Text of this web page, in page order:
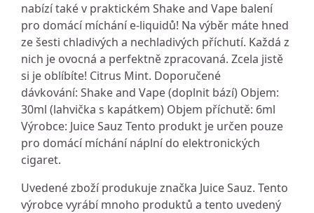
nabízí také v praktickém Shake and Vape balení
pro domácí míchání e-liquidů! Na výběr máte hned
ze šesti chladivých a nechladivých příchutí. Každá z
nich je ovocná a perfektně zpracovaná. Zcela jistě
si je oblíbíte! Citrus Mint. Doporučené
dávkování: Shake and Vape (doplnit bází) Objem:
30ml (lahvička s kapátkem) Objem příchutě: 6ml
Výrobce: Juice Sauz Tento produkt je určen pouze
pro domácí míchání náplní do elektronických
cigaret.
Uvedené zboží produkuje značka Juice Sauz. Tento
výrobce vyrábí mnoho produktů a tento uvedený